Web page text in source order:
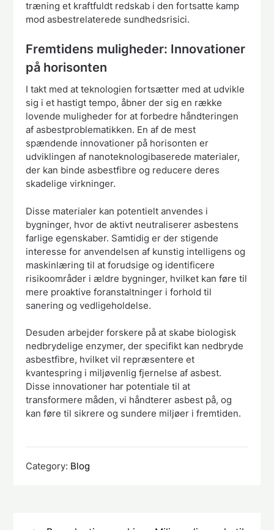
træning et kraftfuldt redskab i den fortsatte kamp
mod asbestrelaterede sundhedsrisici.
Fremtidens muligheder: Innovationer
på horisonten
I takt med at teknologien fortsætter med at udvikle
sig i et hastigt tempo, åbner der sig en række
lovende muligheder for at forbedre håndteringen
af asbestproblematikken. En af de mest
spændende innovationer på horisonten er
udviklingen af nanoteknologibaserede materialer,
der kan binde asbestfibre og reducere deres
skadelige virkninger.
Disse materialer kan potentielt anvendes i
bygninger, hvor de aktivt neutraliserer asbestens
farlige egenskaber. Samtidig er der stigende
interesse for anvendelsen af kunstig intelligens og
maskinlæring til at forudsige og identificere
risikoområder i ældre bygninger, hvilket kan føre til
mere proaktive foranstaltninger i forhold til
sanering og vedligeholdelse.
Desuden arbejder forskere på at skabe biologisk
nedbrydelige enzymer, der specifikt kan nedbryde
asbestfibre, hvilket vil repræsentere et
kvantespring i miljøvenlig fjernelse af asbest.
Disse innovationer har potentiale til at
transformere måden, vi håndterer asbest på, og
kan føre til sikrere og sundere miljøer i fremtiden.
Category: Blog